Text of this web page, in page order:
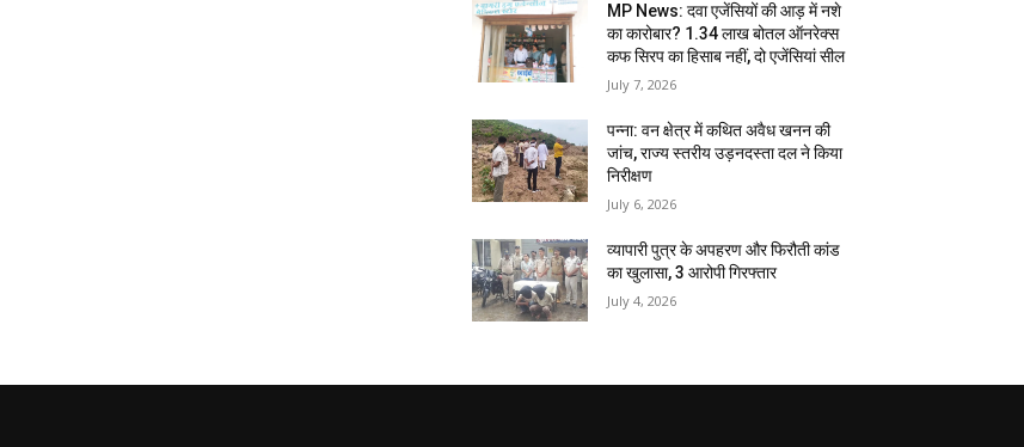
MP News: दवा एजेंसियों की आड़ में नशे
का कारोबार? 1.34 लाख बोतल ऑनरेक्स
कफ सिरप का हिसाब नहीं, दो एजेंसियां सील
July 7, 2026
पन्ना: वन क्षेत्र में कथित अवैध खनन की
जांच, राज्य स्तरीय उड़नदस्ता दल ने किया
निरीक्षण
July 6, 2026
व्यापारी पुत्र के अपहरण और फिरौती कांड
का खुलासा, 3 आरोपी गिरफ्तार
July 4, 2026